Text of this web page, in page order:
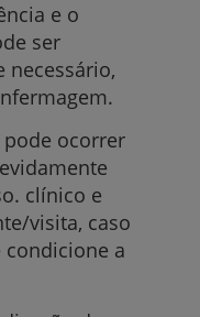
e o
ser
necessário,
ocorrer
clínico e
visita, caso
a